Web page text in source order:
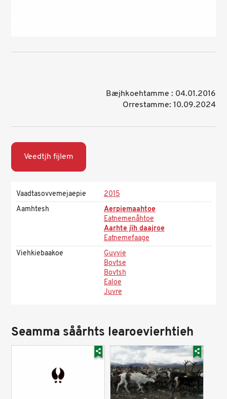
Bæjhkoehtamme : 04.01.2016
Orrestamme: 10.09.2024
Veedtjh fijlem
Vaadtasovvemejaepie
2015
Aamhtesh
Aerpiemaahtoe
Eatnemenåhtoe
Aarhte jïh daajroe
Eatnemefaage
Viehkiebaakoe
Guvvie
Bovtse
Bovtsh
Ealoe
Juvre
Seamma såårhts learoevierhtieh